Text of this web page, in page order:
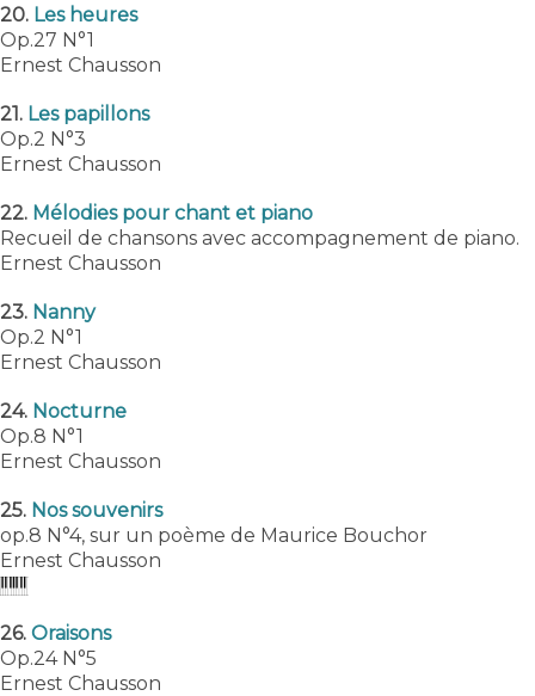
20. Les heures
Op.27 N°1
Ernest Chausson
21. Les papillons
Op.2 N°3
Ernest Chausson
22. Mélodies pour chant et piano
Recueil de chansons avec accompagnement de piano.
Ernest Chausson
23. Nanny
Op.2 N°1
Ernest Chausson
24. Nocturne
Op.8 N°1
Ernest Chausson
25. Nos souvenirs
op.8 N°4, sur un poème de Maurice Bouchor
Ernest Chausson
26. Oraisons
Op.24 N°5
Ernest Chausson